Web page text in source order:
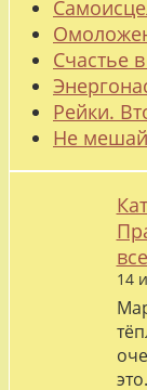
Счастье
Рейки.
Не
14